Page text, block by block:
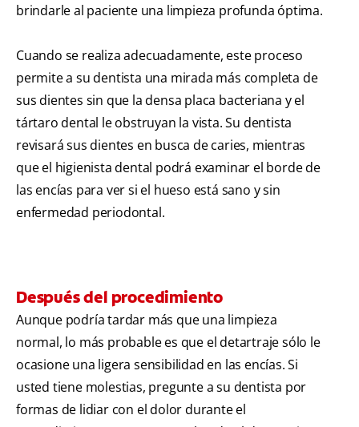
brindarle al paciente una limpieza profunda óptima.
Cuando se realiza adecuadamente, este proceso
permite a su dentista una mirada más completa de
sus dientes sin que la densa placa bacteriana y el
tártaro dental le obstruyan la vista. Su dentista
revisará sus dientes en busca de caries, mientras
que el higienista dental podrá examinar el borde de
las encías para ver si el hueso está sano y sin
enfermedad periodontal.
Después del procedimiento
Aunque podría tardar más que una limpieza
normal, lo más probable es que el detartraje sólo le
ocasione una ligera sensibilidad en las encías. Si
usted tiene molestias, pregunte a su dentista por
formas de lidiar con el dolor durante el